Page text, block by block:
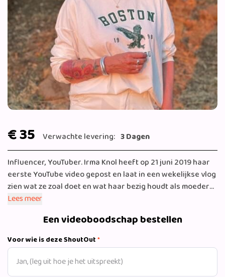
€ 35 Verwachte levering: 3 Dagen
Influencer, YouTuber. Irma Knol heeft op 21 juni 2019 haar
eerste YouTube video gepost en laat in een wekelijkse vlog
zien wat ze zoal doet en wat haar bezig houdt als moeder
van Milan Knol, Enzo Knol en Sjen maar ook als 50 plus
ze net haar eerste boek geschreven!
Lees meer
Een videoboodschap bestellen
Voor wie is deze ShoutOut*